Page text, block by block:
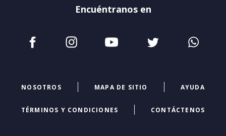
Encuéntranos en
NOSOTROS MAPA DE SITIO AYUDA
TÉRMINOS Y CONDICIONES CONTÁCTENOS